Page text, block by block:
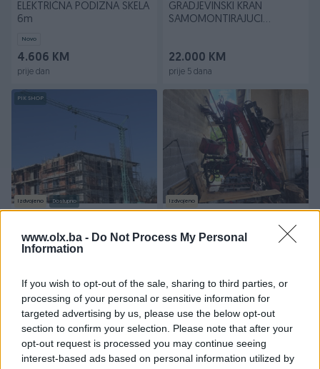
www.olx.ba - Do Not Process My Personal
Information
If you wish to opt-out of the sale, sharing to third parties, or
processing of your personal or sensitive information for
targeted advertising by us, please use the below opt-out
section to confirm your selection. Please note that after your
opt-out request is processed you may continue seeing
interest-based ads based on personal information utilized by
ELEKTRIČNA PODIZNA SKELA
6m
Novo
4.606 KM
prije dan
GRADJEVINSKI KRAN
SAMOMONTIRAJUCI
22.000 KM
prije 5 dana
PIK SHOP
Izdvojeno Dostupno
prije 20 minuta
Izdvojeno
prije 41 minuta